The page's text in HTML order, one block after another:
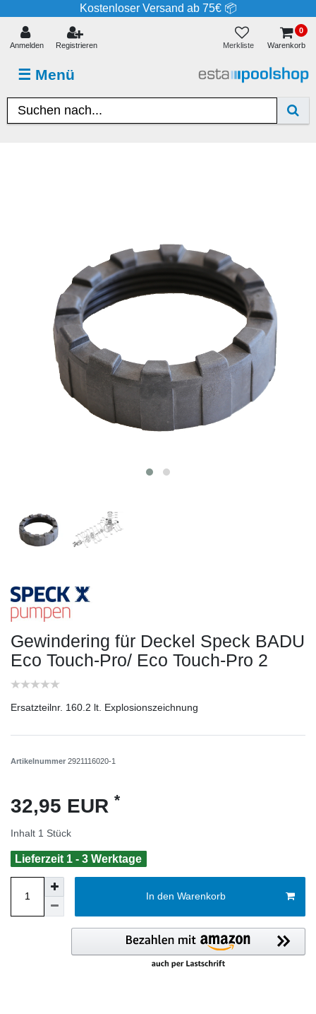
Kostenloser Versand ab 75€ 📦
☰ Menü
Anmelden Registrieren Merkliste
0
Warenkorb
Gewindering für Deckel Speck BADU
Eco Touch-Pro/ Eco Touch-Pro 2
Ersatzteilnr. 160.2 lt. Explosionszeichnung
Artikelnummer 2921116020-1
32,95 EUR *
Inhalt 1 Stück
Lieferzeit 1 - 3 Werktage
In den Warenkorb